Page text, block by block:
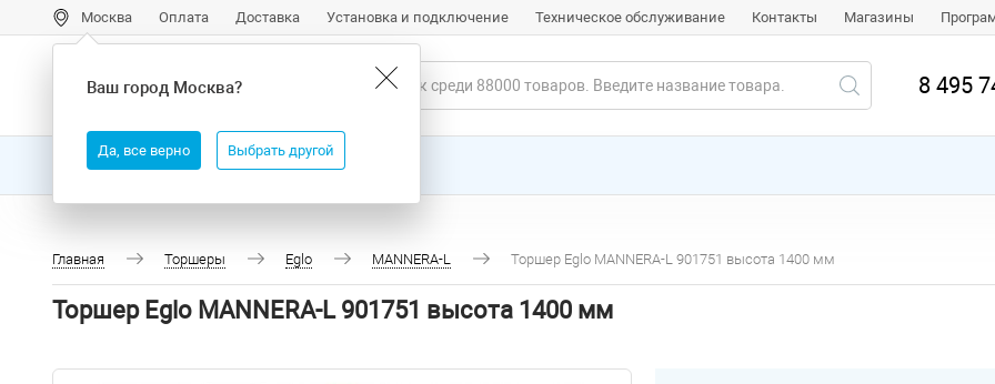
Ваш город Москва?
Да, все верно Выбрать другой
Москва Оплата Доставка Установка и подключение Техническое обслуживание Контакты Магазины
8 495
Все товары Бренды
Главная Торшеры Eglo MANNERA-L Торшер Eglo MANNERA-L 901751 высота 1400 мм
Торшер Eglo MANNERA-L 901751 высота 1400 мм